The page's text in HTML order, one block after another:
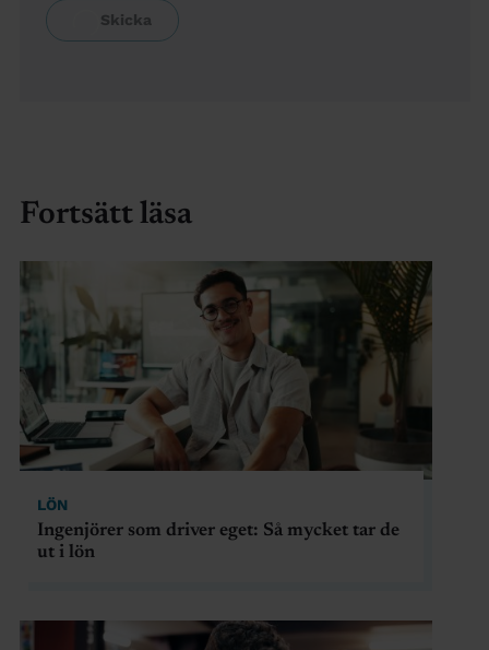
Fortsätt läsa
LÖN
Ingenjörer som driver eget: Så mycket tar de
ut i lön